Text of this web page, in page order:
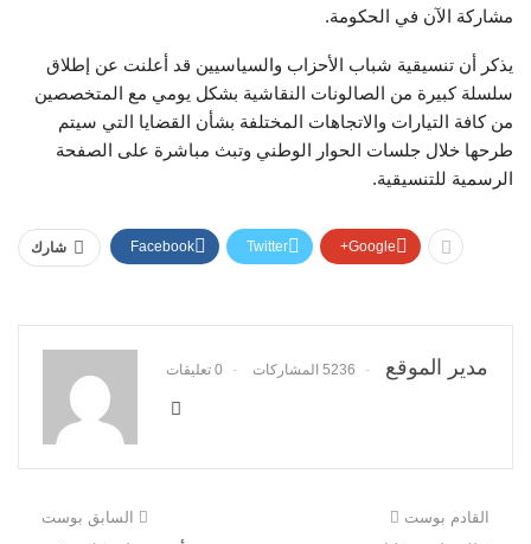
مشاركة الآن في الحكومة.
يذكر أن تنسيقية شباب الأحزاب والسياسيين قد أعلنت عن إطلاق
سلسلة كبيرة من الصالونات النقاشية بشكل يومي مع المتخصصين
من كافة التيارات والاتجاهات المختلفة بشأن القضايا التي سيتم
طرحها خلال جلسات الحوار الوطني وتبث مباشرة على الصفحة
الرسمية للتنسيقية.
شارك Facebook Twitter Google+
مدير الموقع 5236 المشاركات 0 تعليقات
السابق بوست القادم بوست